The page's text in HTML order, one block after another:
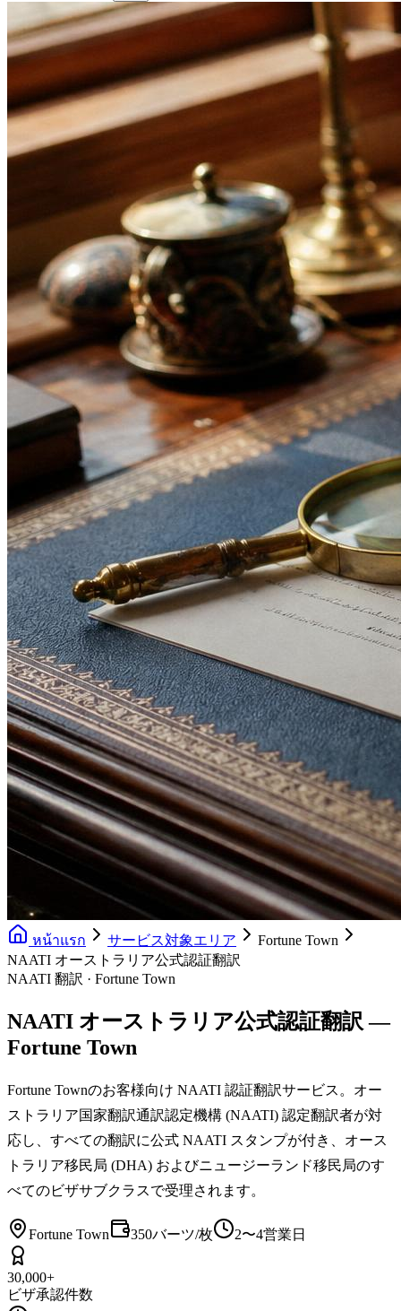
หน้าแรก サービス対象エリア
Fortune Town
NAATI オーストラリア公式認証翻訳
NAATI 翻訳 · Fortune Town
NAATI オーストラリア公式認証翻訳 —
Fortune Town
Fortune Townのお客様向け NAATI 認証翻訳サービス。オー
ストラリア国家翻訳通訳認定機構 (NAATI) 認定翻訳者が対
応し、すべての翻訳に公式 NAATI スタンプが付き、オース
トラリア移民局 (DHA) およびニュージーランド移民局のす
べてのビザサブクラスで受理されます。
Fortune Town 350バーツ/枚 2〜4営業日
30,000+
ビザ承認件数